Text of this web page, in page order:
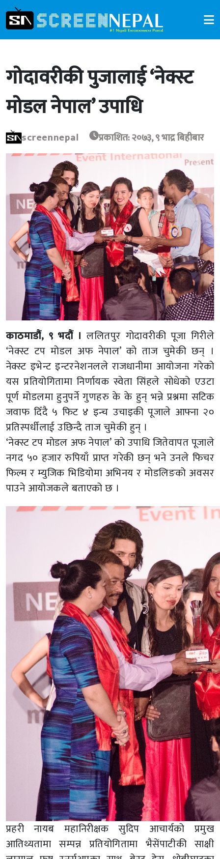
गोदावरीकी पुजालाई ‘नेक्स्ट
मोडल नेपाल’ उपाधि
screennepal प्रकाशित: २०७३, ९ भाद्र बिहीबार
काठमाडौं, ९ भदौं । ललितपुर गोदावरीकी पूजा गिरीले
‘नेक्स्ट टप मोडल अफ नेपाल’ को ताज चुमेकी छन् ।
नेक्स्ट इभेन्ट इन्टरनेशनलले राजधानीमा आयोजना गरेको
यस प्रतियोगितामा निर्णायक स्वेता सिंहले सोधेको एउटा
पूर्ण मोडलमा हुनुपर्ने गुणहरु के के हुन् भन्ने प्रश्नमा सटिक
जवाफ दिँदै ५ फिट ४ इन्च उचाइकी पूजाले आफ्ना २०
प्रतिस्पर्धीलाई उछिन्दै ताज चुमेकी हुन् ।
‘नेक्स्ट टप मोडल अफ नेपाल’ को उपाधि जितेवापत पूजाले
नगद ५० हजार रुपियाँ प्राप्त गरेकी छन् भने उनले फिचर
फिल्म र म्युजिक भिडियोमा अभिनय र मोडलिङको अवसर
पाउने आयोजकले बताएको छ ।
प्रहरी नायब महानिरीक्षक सुदिप आचार्यको प्रमुख
आतिथ्यतामा सम्पन्न प्रतियोगितामा भैसेंपाटीकी साक्षी